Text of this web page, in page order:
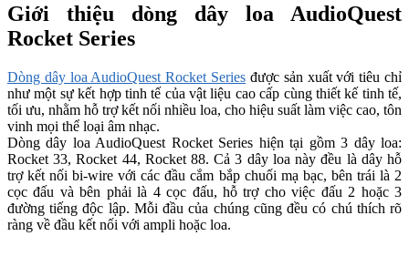
Giới thiệu dòng dây loa AudioQuest
Rocket Series
Dòng dây loa AudioQuest Rocket Series được sản xuất với tiêu chỉ
như một sự kết hợp tinh tế của vật liệu cao cấp cùng thiết kế tinh tế,
tối ưu, nhằm hỗ trợ kết nối nhiều loa, cho hiệu suất làm việc cao, tôn
vinh mọi thể loại âm nhạc.
Dòng dây loa AudioQuest Rocket Series hiện tại gồm 3 dây loa:
Rocket 33, Rocket 44, Rocket 88. Cả 3 dây loa này đều là dây hỗ
trợ kết nối bi-wire với các đầu cắm bắp chuối mạ bạc, bên trái là 2
cọc đấu và bên phải là 4 cọc đấu, hỗ trợ cho việc đấu 2 hoặc 3
đường tiếng độc lập. Mỗi đầu của chúng cũng đều có chú thích rõ
ràng về đầu kết nối với ampli hoặc loa.